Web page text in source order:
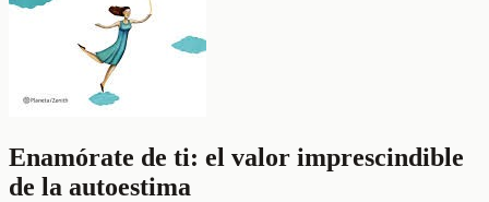
Enamórate de ti: el valor imprescindible
de la autoestima